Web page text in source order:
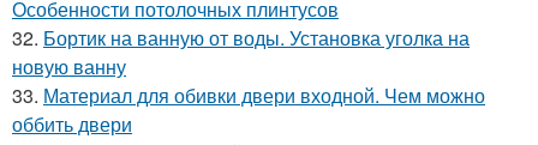
Особенности потолочных плинтусов
32. Бортик на ванную от воды. Установка уголка на
новую ванну
33. Материал для обивки двери входной. Чем можно
оббить двери